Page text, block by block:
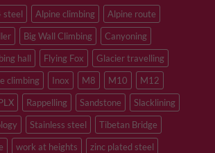
steel Alpine climbing
Alpine route
Big Wall Climbing
Canyoning
hall Flying Fox
Glacier travelling
climbing Inox M8 M10
M12
Rappelling Sandstone
Slacklining
Stainless steel
Tibetan Bridge
work at heights zinc plated steel